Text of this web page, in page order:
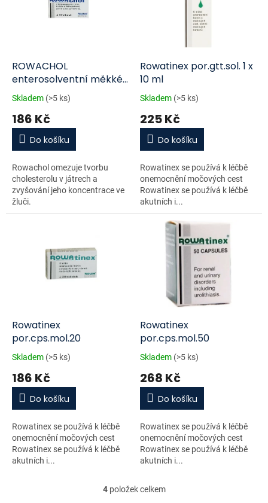
ů
d
u
ROWACHOL
enterosolventní měkké
tobolky 20
Skladem (>5 ks)
186 Kč
Do košíku
Rowachol omezuje tvorbu
cholesterolu v játrech a
zvyšování jeho koncentrace ve
žluči.
Rowatinex por.gtt.sol. 1 x
10 ml
Skladem (>5 ks)
225 Kč
Do košíku
Rowatinex se používá k léčbě
onemocnění močových cest
Rowatinex se používá k léčbě
akutních i...
Rowatinex
por.cps.mol.20
Skladem (>5 ks)
186 Kč
Do košíku
Rowatinex se používá k léčbě
onemocnění močových cest
Rowatinex se používá k léčbě
akutních i...
Rowatinex
por.cps.mol.50
Skladem (>5 ks)
268 Kč
Do košíku
Rowatinex se používá k léčbě
onemocnění močových cest
Rowatinex se používá k léčbě
akutních i...
O
4položek celkem